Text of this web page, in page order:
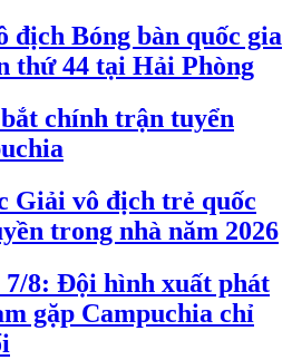
địch Bóng bàn quốc gia
thứ 44 tại Hải Phòng
chính trận tuyển
Giải vô địch trẻ quốc
trong nhà năm 2026
8: Đội hình xuất phát
gặp Campuchia chỉ